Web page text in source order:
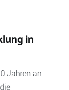
in
Jahren an